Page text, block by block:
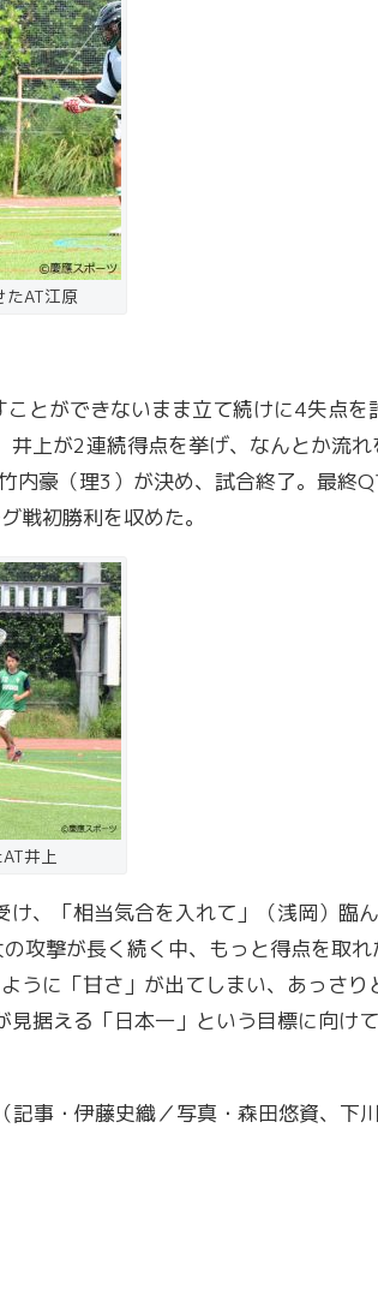
たAT江原
とができないまま立て続けに4失点を
上が2連続得点を挙げ、なんとか流れ
内豪（理3）が決め、試合終了。最終
戦初勝利を収めた。
井上
、「相当気合を入れて」（浅岡）臨
攻撃が長く続く中、もっと得点を取れ
うに「甘さ」が出てしまい、あっさり
据える「日本一」という目標に向け
（記事・伊藤史織／写真・森田悠資、下川